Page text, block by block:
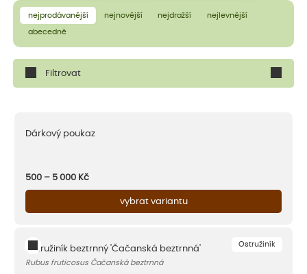
nejprodávanější nejnovější nejdražší nejlevnější
abecedně
Filtrovat
Dárkový poukaz
500 – 5 000 Kč
vybrat variantu
Ostružiník
Ostružiník beztrnný 'Čačanská beztrnná'
Rubus fruticosus Čačanská beztrnná